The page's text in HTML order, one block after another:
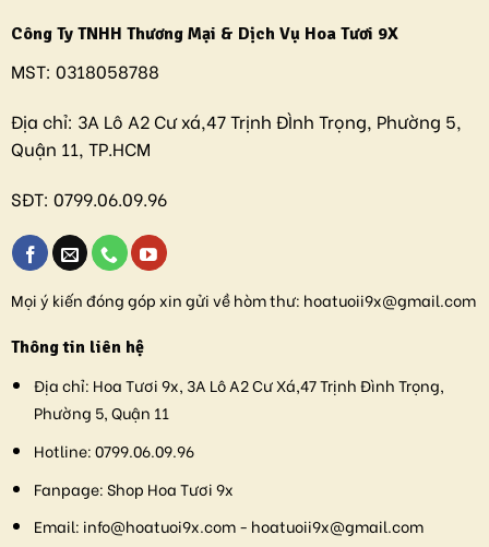
Công Ty TNHH Thương Mại & Dịch Vụ Hoa Tươi 9X
MST: 0318058788
Địa chỉ: 3A Lô A2 Cư xá,47 Trịnh ĐÌnh Trọng, Phường 5,
Quận 11, TP.HCM
SĐT: 0799.06.09.96
Mọi ý kiến đóng góp xin gửi về hòm thư: hoatuoii9x@gmail.com
Thông tin liên hệ
Địa chỉ: Hoa Tươi 9x, 3A Lô A2 Cư Xá,47 Trịnh Đình Trọng,
Phường 5, Quận 11
Hotline:0799.06.09.96
Fanpage:Shop Hoa Tươi 9x
Email: info@hoatuoi9x.com - hoatuoii9x@gmail.com